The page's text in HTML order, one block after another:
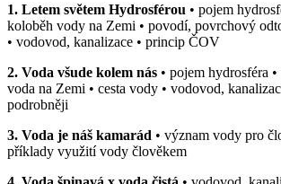
1. Letem světem Hydrosférou • pojem
koloběh vody na Zemi • povodí, povrchový
• vodovod, kanalizace • princip ČOV
2. Voda všude kolem nás • pojem hydrosféra
voda na Zemi • cesta vody • vodovod,
podrobněji
3. Voda je náš kamarád • význam vody pro
příklady využití vody člověkem